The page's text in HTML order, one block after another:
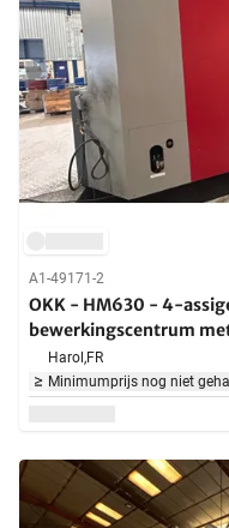
A1-49171-2
OKK - HM630 - 4-
bewerkingscentrum
BT50 spil voor frezen,
Harol,FR
Minimumprijs nog niet